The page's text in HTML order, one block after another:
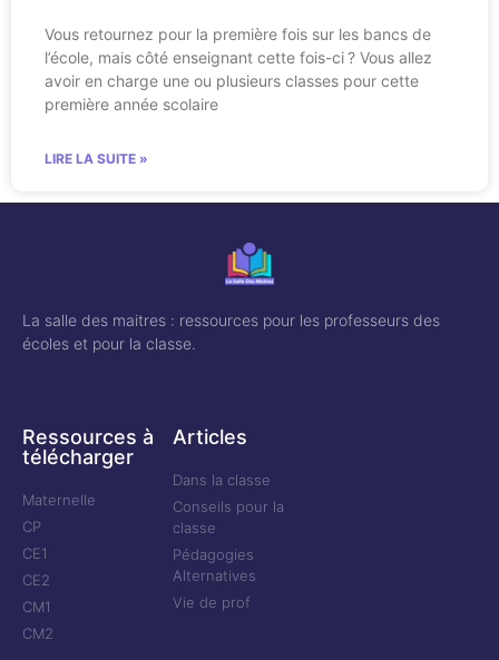
Vous retournez pour la première fois sur les bancs de
l’école, mais côté enseignant cette fois-ci ? Vous allez
avoir en charge une ou plusieurs classes pour cette
première année scolaire
LIRE LA SUITE »
La salle des maitres : ressources pour les professeurs des
écoles et pour la classe.
Ressources à
télécharger
Maternelle
CP
CE1
CE2
CM1
CM2
Articles
Dans la classe
Conseils pour la
classe
Pédagogies
Alternatives
Vie de prof